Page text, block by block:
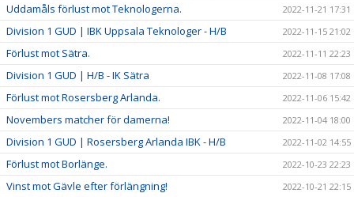
Uddamåls förlust mot Teknologerna. 2022-11-21 17:31
Division 1 GUD | IBK Uppsala Teknologer - H/B 2022-11-15 21:02
Förlust mot Sätra. 2022-11-11 22:23
Division 1 GUD | H/B - IK Sätra 2022-11-08 17:08
Förlust mot Rosersberg Arlanda. 2022-11-06 15:42
Novembers matcher för damerna! 2022-11-04 18:00
Division 1 GUD | Rosersberg Arlanda IBK - H/B 2022-11-02 14:55
Förlust mot Borlänge. 2022-10-23 22:23
Vinst mot Gävle efter förlängning! 2022-10-21 22:15